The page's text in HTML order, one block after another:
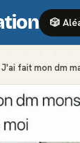
🎲
J'ai fait mon dm